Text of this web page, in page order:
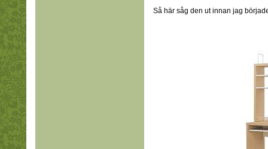
Så här såg den ut innan jag